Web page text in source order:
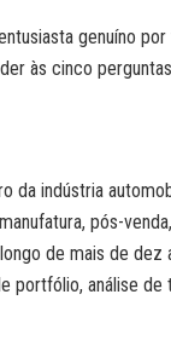
genuíno
às cinco perguntas
da indústria
pós-
de mais de dez
portfólio, análise